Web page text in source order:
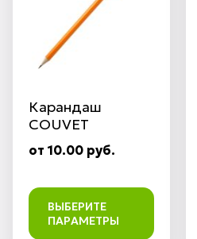
Карандаш
COUVET
от 10.00 руб.
ВЫБЕРИТЕ
ПАРАМЕТРЫ